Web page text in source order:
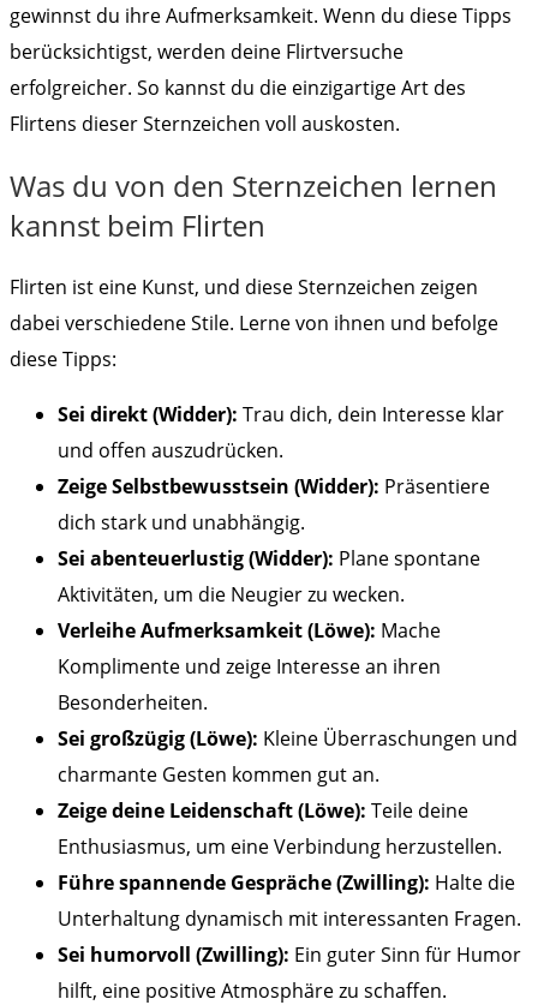
gewinnst du ihre Aufmerksamkeit. Wenn du diese Tipps
berücksichtigst, werden deine Flirtversuche
erfolgreicher. So kannst du die einzigartige Art des
Flirtens dieser Sternzeichen voll auskosten.
Was du von den Sternzeichen lernen
kannst beim Flirten
Flirten ist eine Kunst, und diese Sternzeichen zeigen
dabei verschiedene Stile. Lerne von ihnen und befolge
diese Tipps:
Sei direkt (Widder): Trau dich, dein Interesse klar
und offen auszudrücken.
Zeige Selbstbewusstsein (Widder): Präsentiere
dich stark und unabhängig.
Sei abenteuerlustig (Widder): Plane spontane
Aktivitäten, um die Neugier zu wecken.
Verleihe Aufmerksamkeit (Löwe): Mache
Komplimente und zeige Interesse an ihren
Besonderheiten.
Sei großzügig (Löwe): Kleine Überraschungen und
charmante Gesten kommen gut an.
Zeige deine Leidenschaft (Löwe): Teile deine
Enthusiasmus, um eine Verbindung herzustellen.
Führe spannende Gespräche (Zwilling): Halte die
Unterhaltung dynamisch mit interessanten Fragen.
Sei humorvoll (Zwilling): Ein guter Sinn für Humor
hilft, eine positive Atmosphäre zu schaffen.